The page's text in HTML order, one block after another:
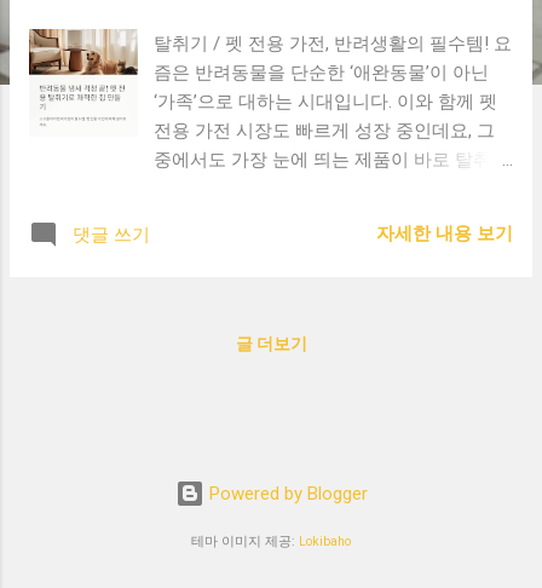
탈취기 / 펫 전용 가전, 반려생활의 필수템! 요
즘은 반려동물을 단순한 ‘애완동물’이 아닌
‘가족’으로 대하는 시대입니다. 이와 함께 펫
전용 가전 시장도 빠르게 성장 중인데요, 그
중에서도 가장 눈에 띄는 제품이 바로 탈취기
없이 발생하는 것이 바로 배변 냄새 나 체취 ,
냄새 분자를 제거해주는 탈취기는 최고의 해
계: 반려동물이 놀라지 않도록 조용한 작동
자동 센서 감지: 배변 활동 후 자동 작동하여
편리성 강화 요즘 뜨는 펫 전용 가전은? 단순
댓글 쓰기 자세한 내용 보기
글 더보기
Powered by Blogger
테마 이미지 제공: Lokibaho